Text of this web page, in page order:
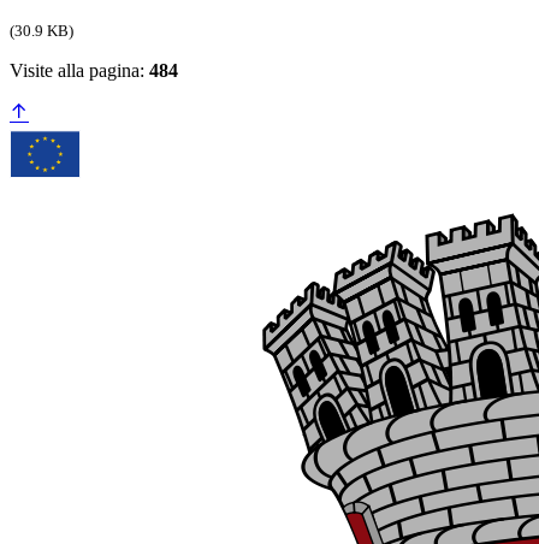
(30.9 KB)
Visite alla pagina: 484